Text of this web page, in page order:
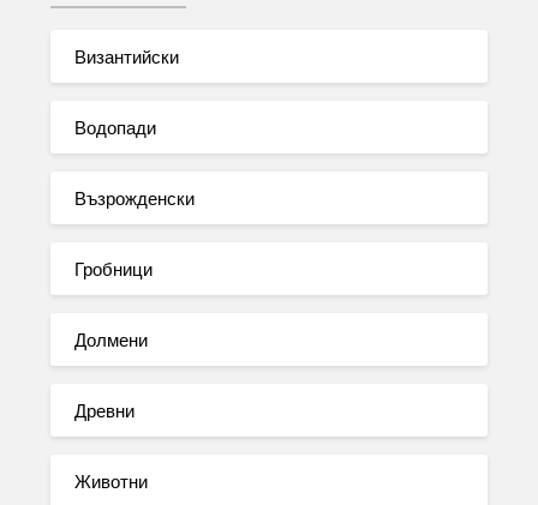
Византийски
Водопади
Възрожденски
Гробници
Долмени
Древни
Животни